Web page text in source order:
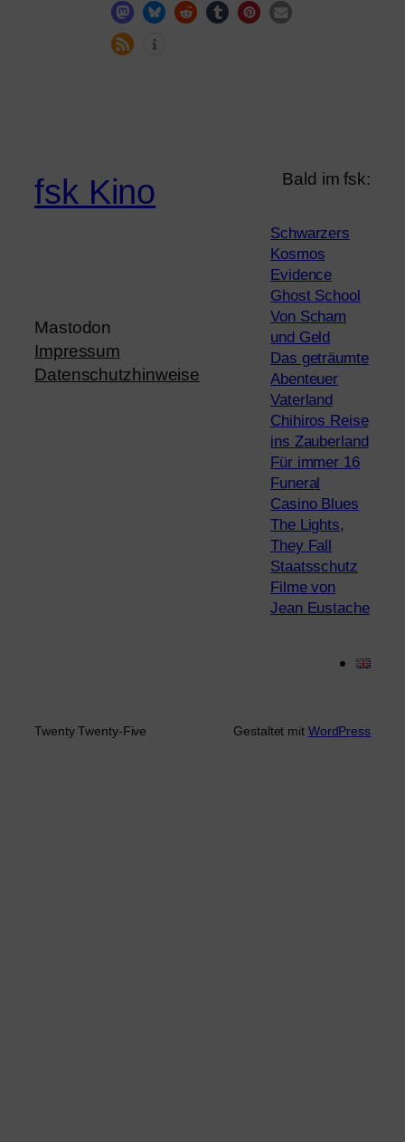
fsk Kino
Mastodon
Impressum
Datenschutzhinweise
Bald im fsk:
Schwarzers
Kosmos
Evidence
Ghost School
Von Scham
und Geld
Das geträumte
Abenteuer
Vaterland
Chihiros Reise
ins Zauberland
Für immer 16
Funeral
Casino Blues
The Lights,
They Fall
Staatsschutz
Filme von
Jean Eustache
Twenty Twenty-Five Gestaltet mit WordPress